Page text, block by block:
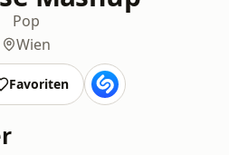
Pop
Wien
Favoriten